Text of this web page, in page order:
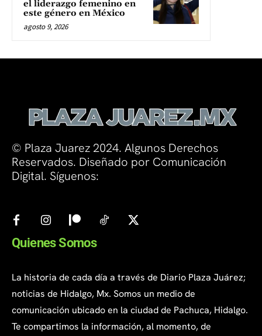
el liderazgo femenino en
este género en México
agosto 9, 2026
© Plaza Juarez 2024. Algunos Derechos
Reservados. Diseñado por Comunicación
Digital. Síguenos:
Quienes Somos
La historia de cada día a través de Diario Plaza Juárez;
noticias de Hidalgo, Mx. Somos un medio de
comunicación ubicado en la ciudad de Pachuca, Hidalgo.
Te compartimos la información, al momento, de